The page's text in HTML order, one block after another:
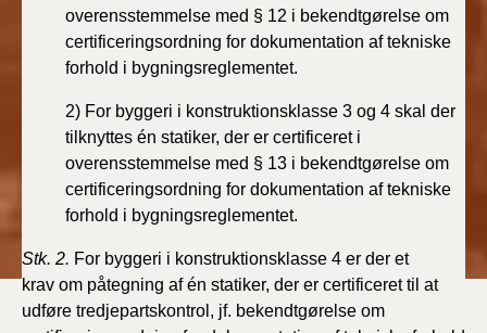
overensstemmelse med § 12 i bekendtgørelse om
certificeringsordning for dokumentation af tekniske
forhold i bygningsreglementet.
2) For byggeri i konstruktionsklasse 3 og 4 skal der
tilknyttes én statiker, der er certificeret i
overensstemmelse med § 13 i bekendtgørelse om
certificeringsordning for dokumentation af tekniske
forhold i bygningsreglementet.
Stk. 2. For byggeri i konstruktionsklasse 4 er der et
krav om påtegning af én statiker, der er certificeret til at
udføre tredjepartskontrol, jf. bekendtgørelse om